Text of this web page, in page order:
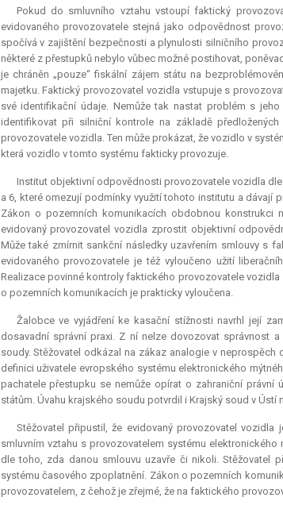
Pokud do smluvního vztahu vstoupí faktický
evidovaného provozovatele stejná jako odpovědnost
spočívá v zajištění bezpečnosti a plynulosti silničního
některé z přestupků nebylo vůbec možné postihovat,
je chráněn „pouze“ fiskální zájem státu na
majetku. Faktický provozovatel vozidla vstupuje s
své identifikační údaje. Nemůže tak nastat problém s
identifikovat při silniční kontrole na základě
provozovatele vozidla. Ten může prokázat, že vozidlo v
která vozidlo v tomto systému fakticky provozuje.
Institut objektivní odpovědnosti provozovatele vozidla
a 6, které omezují podmínky využití tohoto institutu a
Zákon o pozemních komunikacích obdobnou konstrukci
evidovaný provozovatel vozidla zprostit objektivní
Může také zmírnit sankční následky uzavřením smlouvy s
evidovaného provozovatele je též vyloučeno užití
Realizace povinné kontroly faktického provozovatele
o pozemních komunikacích je prakticky vyloučena.
Žalobce ve vyjádření ke kasační stížnosti navrhl její
dosavadní správní praxi. Z ní nelze dovozovat správnost
soudy. Stěžovatel odkázal na zákaz analogie v
definici uživatele evropského systému elektronického
pachatele přestupku se nemůže opírat o zahraniční právní
státům. Úvahu krajského soudu potvrdil i Krajský soud v
Stěžovatel připustil, že evidovaný provozovatel
smluvním vztahu s provozovatelem systému
dle toho, zda danou smlouvu uzavře či nikoli. Stěžovatel
systému časového zpoplatnění. Zákon o pozemních
provozovatelem, z čehož je zřejmé, že na faktického